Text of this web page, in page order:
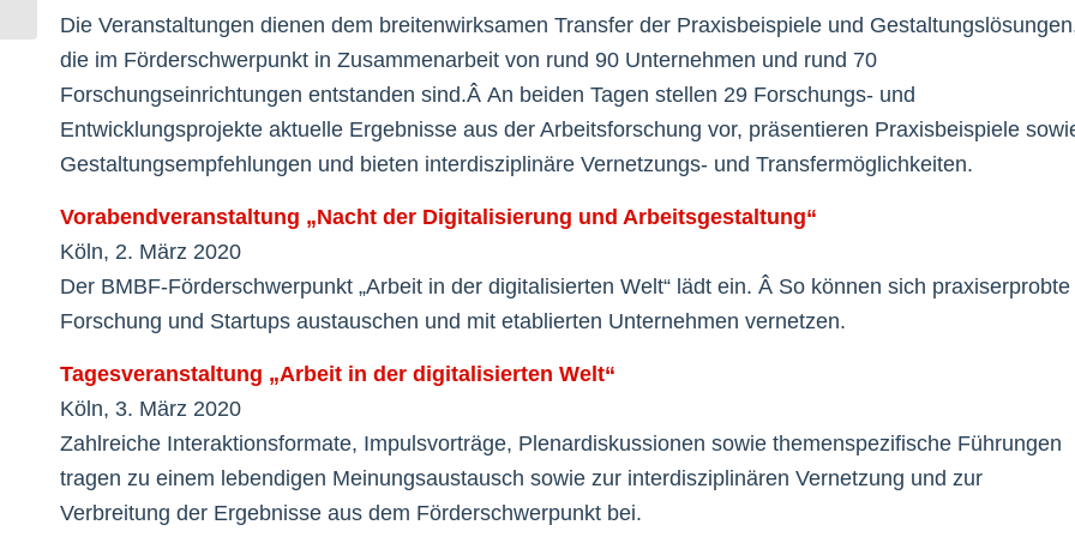
Die Veranstaltungen dienen dem breitenwirksamen Transfer der Praxisbeispiele und
die im Förderschwerpunkt in Zusammenarbeit von rund 90 Unternehmen und rund 70
Forschungseinrichtungen entstanden sind.Â An beiden Tagen stellen 29 Forschungs- und
Entwicklungsprojekte aktuelle Ergebnisse aus der Arbeitsforschung vor, präsentieren Praxisbeispiele
Gestaltungsempfehlungen und bieten interdisziplinäre Vernetzungs- und Transfermöglichkeiten.
Vorabendveranstaltung „Nacht der Digitalisierung und Arbeitsgestaltung“
Köln, 2. März 2020
Der BMBF-Förderschwerpunkt „Arbeit in der digitalisierten Welt“ lädt ein. Â So können sich praxiserprobte
Forschung und Startups austauschen und mit etablierten Unternehmen vernetzen.
Tagesveranstaltung „Arbeit in der digitalisierten Welt“
Köln, 3. März 2020
Zahlreiche Interaktionsformate, Impulsvorträge, Plenardiskussionen sowie themenspezifische Führungen
tragen zu einem lebendigen Meinungsaustausch sowie zur interdisziplinären Vernetzung und zur
Verbreitung der Ergebnisse aus dem Förderschwerpunkt bei.